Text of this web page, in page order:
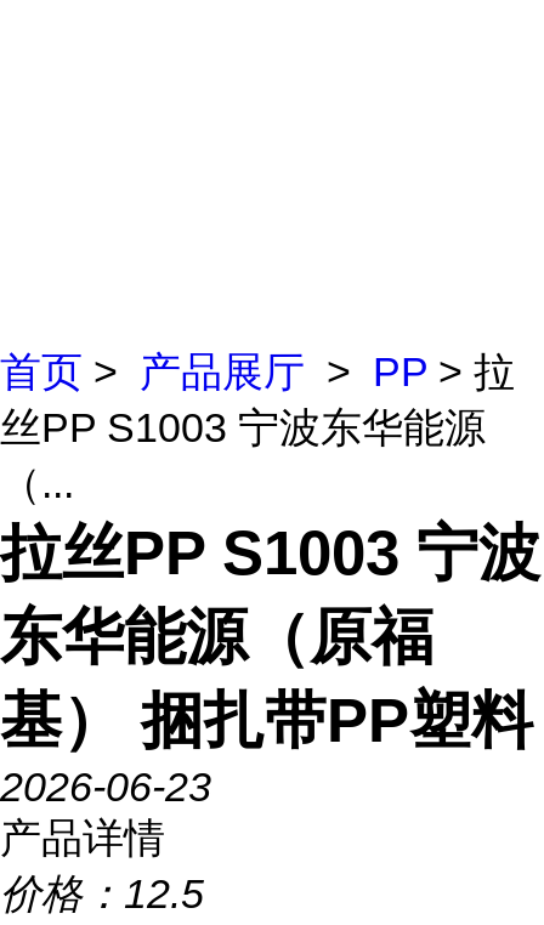
首页 > 产品展厅 > PP > 拉
丝PP S1003 宁波东华能源
（...
拉丝PP S1003 宁波
东华能源（原福
基） 捆扎带PP塑料
2026-06-23
产品详情
价格： 12.5